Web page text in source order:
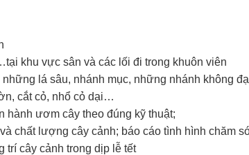
khu vực sân và các lối đi trong khuôn viên
lá sâu, nhánh mục, những nhánh không
cắt cỏ, nhổ cỏ dại…
hành ươm cây theo đúng kỹ thuật;
chất lượng cây cảnh; báo cáo tình hình chăm
trí cây cảnh trong dịp lễ tết